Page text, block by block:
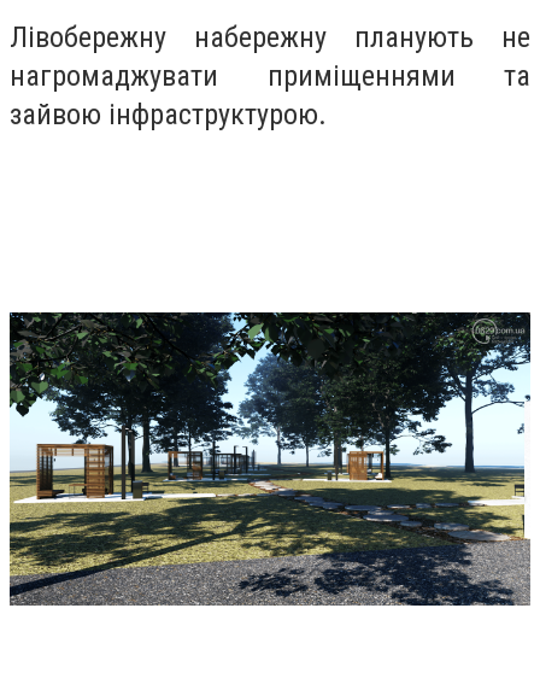
Лівобережну набережну планують не
нагромаджувати приміщеннями та
зайвою інфраструктурою.